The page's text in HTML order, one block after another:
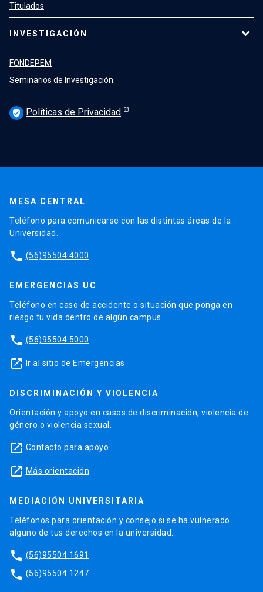
Titulados
INVESTIGACIÓN
FONDEPEM
Seminarios de Investigación
verified_user Políticas de Privacidad
MESA CENTRAL
Teléfono para comunicarse con las distintas áreas de la
Universidad.
phone (56)95504 4000
EMERGENCIAS UC
Teléfono en caso de accidente o situación que ponga en
riesgo tu vida dentro de algún campus.
phone (56)95504 5000
launch Ir al sitio de Emergencias
DISCRIMINACIÓN Y VIOLENCIA
Orientación y apoyo en casos de discriminación, violencia de
género o violencia sexual.
launch Contacto para apoyo
launch Más orientación
MEDIACIÓN UNIVERSITARIA
Teléfonos para orientación y consejo si se ha vulnerado
alguno de tus derechos en la universidad.
phone (56)95504 1691
phone (56)95504 1247